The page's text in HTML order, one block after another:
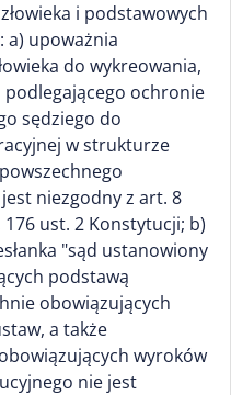
i podstawowych
a) upoważnia
do wykreowania,
ochronie
sędziego do
w strukturze
niezgodny z art. 8
ust. 2 Konstytucji; b)
"sąd ustanowiony
podstawą
obowiązujących
a także
wyroków
nie jest